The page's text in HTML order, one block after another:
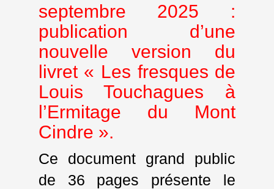
septembre 2025 :
publication d’une
nouvelle version du
livret « Les fresques de
Louis Touchagues à
l’Ermitage du Mont
Cindre ».
Ce document grand public
de 36 pages présente le